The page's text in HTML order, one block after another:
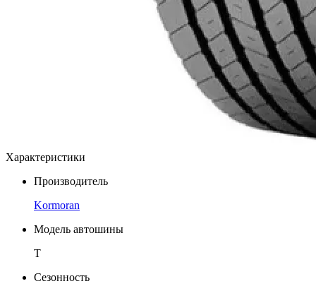
Характеристики
Производитель
Kormoran
Модель автошины
T
Сезонность